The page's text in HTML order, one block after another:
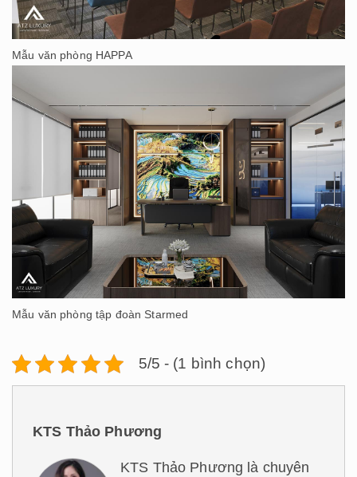
Mẫu văn phòng HAPPA
Mẫu văn phòng tập đoàn Starmed
5/5 - (1 bình chọn)
KTS Thảo Phương
KTS Thảo Phương là chuyên